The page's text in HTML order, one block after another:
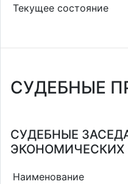
Текущее состояние
СУДЕБНЫЕ
СУДЕБНЫЕ
ЭКОНОМИЧЕСКИХ
Наименование